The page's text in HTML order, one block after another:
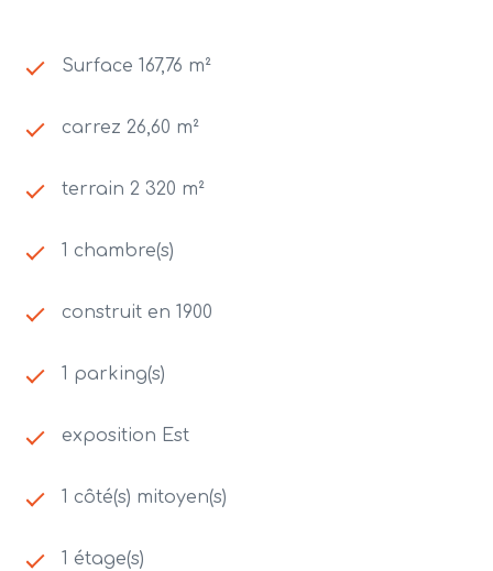
Surface 167,76 m²
carrez 26,60 m²
terrain 2 320 m²
1 chambre(s)
construit en 1900
1 parking(s)
exposition Est
1 côté(s) mitoyen(s)
1 étage(s)